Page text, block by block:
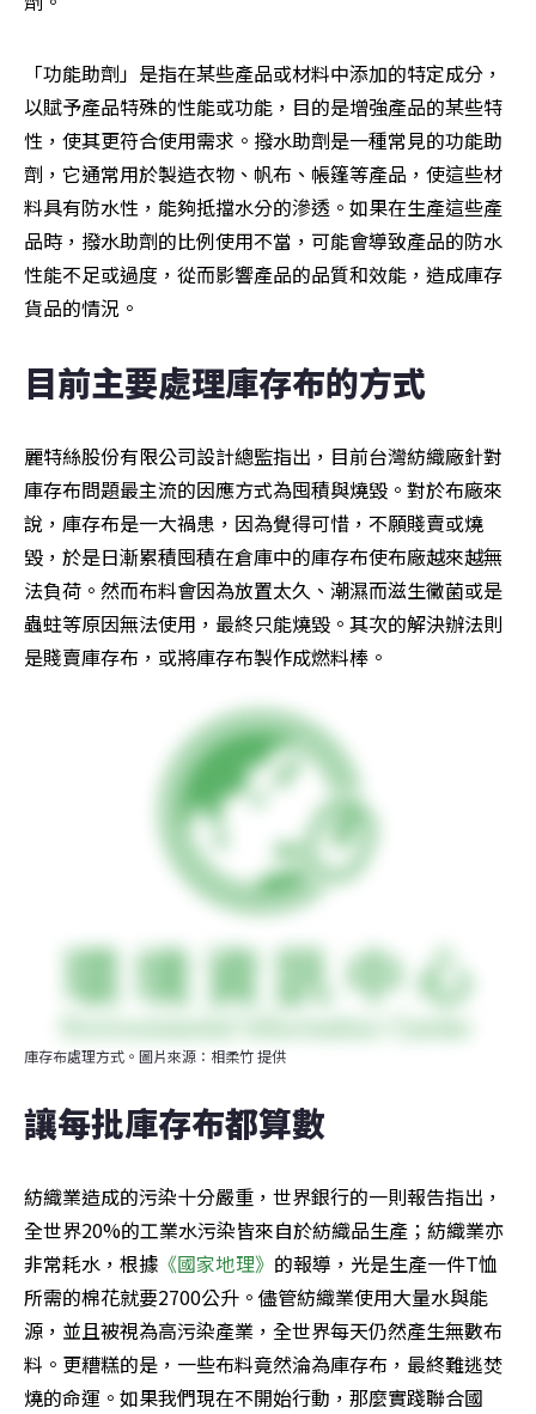
「功能助劑」是指在某些產品或材料中添加的特定成分，
以賦予產品特殊的性能或功能，目的是增強產品的某些特
性，使其更符合使用需求。撥水助劑是一種常見的功能助
劑，它通常用於製造衣物、帆布、帳篷等產品，使這些材
料具有防水性，能夠抵擋水分的滲透。如果在生產這些產
品時，撥水助劑的比例使用不當，可能會導致產品的防水
性能不足或過度，從而影響產品的品質和效能，造成庫存
貨品的情況。
目前主要處理庫存布的方式
麗特絲股份有限公司設計總監指出，目前台灣紡織廠針對
庫存布問題最主流的因應方式為囤積與燒毀。對於布廠來
說，庫存布是一大禍患，因為覺得可惜，不願賤賣或燒
毀，於是日漸累積囤積在倉庫中的庫存布使布廠越來越無
法負荷。然而布料會因為放置太久、潮濕而滋生黴菌或是
蟲蛀等原因無法使用，最終只能燒毀。其次的解決辦法則
是賤賣庫存布，或將庫存布製作成燃料棒。
庫存布處理方式。圖片來源：相柔竹 提供
讓每批庫存布都算數
紡織業造成的污染十分嚴重，世界銀行的一則報告指出，
全世界20%的工業水污染皆來自於紡織品生產；紡織業亦
非常耗水，根據 《國家地理》 的報導，光是生產一件T恤
所需的棉花就要2700公升。儘管紡織業使用大量水與能
源，並且被視為高污染產業，全世界每天仍然產生無數布
料。更糟糕的是，一些布料竟然淪為庫存布，最終難逃焚
燒的命運。如果我們現在不開始行動，那麼實踐聯合國